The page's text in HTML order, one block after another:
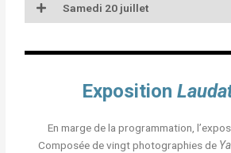
Samedi 20 juillet
Exposition
En marge de la programmation,
Composée de vingt photographies de